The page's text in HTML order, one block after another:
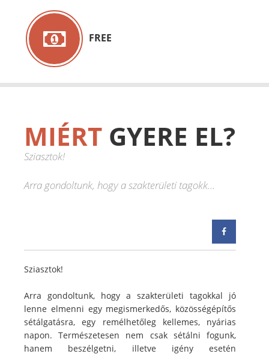
FREE
MIÉRT GYERE EL?
Sziasztok!
Arra gondoltunk, hogy a szakterületi tagokk...
Sziasztok!
Arra gondoltunk, hogy a szakterületi tagokkal jó
lenne elmenni egy megismerkedős, közösségépítős
sétálgatásra, egy remélhetőleg kellemes, nyárias
napon. Természetesen nem csak sétálni fogunk,
hanem beszélgetni, illetve igény esetén